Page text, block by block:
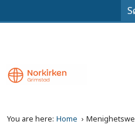
You are here: Home